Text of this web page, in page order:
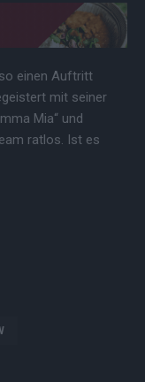
einen Auftritt
mit seiner
Mia“ und
ratlos. Ist es